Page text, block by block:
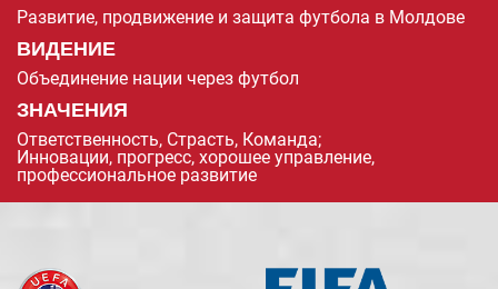
Развитие, продвижение и защита футбола в Молдове
ВИДЕНИЕ
Объединение нации через футбол
ЗНАЧЕНИЯ
Ответственность, Страсть, Команда;
Инновации, прогресс, хорошее управление,
профессиональное развитие